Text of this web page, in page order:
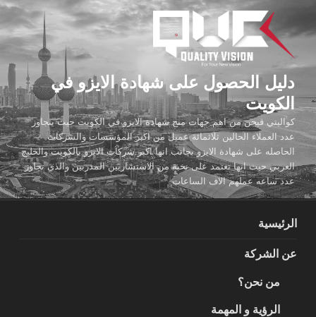
المحتوى
دليل الحصول على شهادة الايزو في
الكويت
كواليتي فيجن من اهم جهات منح شهادة الايزو في الكويت حيث يتجاوز
عدد العملاء الحالين ثلاثمائة عميل من اكبر المؤسسات والشركات
الحاصله على شهادة الايزو بجانب انها اكبر شركات الايزو بالكويت والخليج
العربي حيث انها تعتمد على نخبة من الاستشاريين المدربين والذي تجاوز
عدد ساعه عملهم الاف الساعات
الرئيسية
عن الشركة
من نحن؟
الرؤية و المهمة